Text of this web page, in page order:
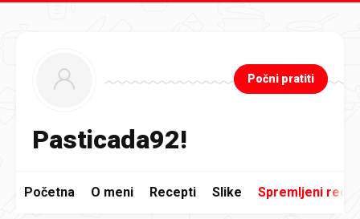
Pasticada92!
Počni pratiti
Početna O meni Recepti Slike Spremljeni